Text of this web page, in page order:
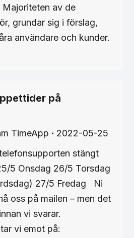
av de
grundar sig i förslag,
användare och kunder.
på
TimeApp
2022-05-25
stängt
5 Onsdag 26/5 Torsdag
27/5 Fredag Ni
oss på mailen – men det
vi svarar.
vi emot på: